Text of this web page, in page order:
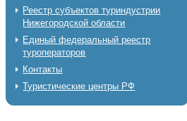
Реестр субъектов туриндустрии
Нижегородской области
Единый федеральный реестр
туроператоров
Контакты
Туристические центры РФ